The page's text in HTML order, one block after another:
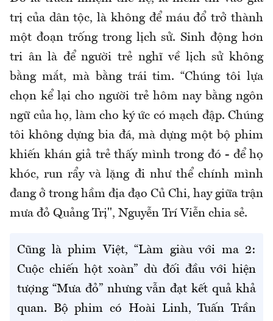
trị của dân tộc, là không để máu đổ trở thành
một đoạn trống trong lịch sử. Sinh động hơn
tri ân là để người trẻ nghĩ về lịch sử không
bằng mắt, mà bằng trái tim. “Chúng tôi lựa
chọn kể lại cho người trẻ hôm nay bằng ngôn
ngữ của họ, làm cho ký ức có mạch đập. Chúng
tôi không dựng bia đá, mà dựng một bộ phim
khiến khán giả trẻ thấy mình trong đó - để họ
khóc, run rẩy và lặng đi như thể chính mình
đang ở trong hầm địa đạo Củ Chi, hay giữa trận
mưa đỏ Quảng Trị", Nguyễn Trí Viễn chia sẻ.
Cũng là phim Việt, “Làm giàu với ma 2:
Cuộc chiến hột xoàn” dù đối đầu với hiện
tượng “Mưa đỏ” nhưng vẫn đạt kết quả khả
quan. Bộ phim có Hoài Linh, Tuấn Trần